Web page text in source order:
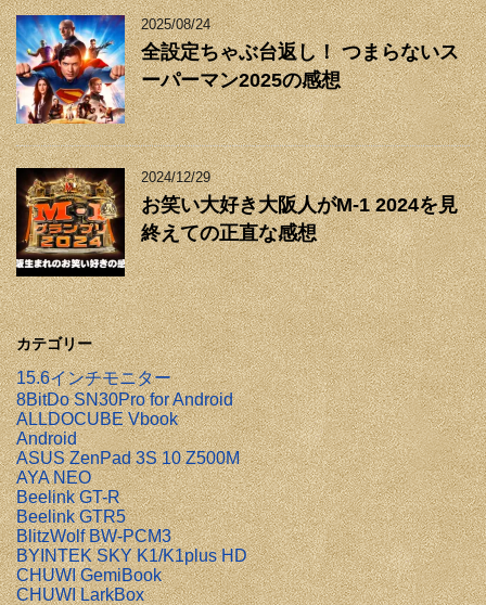
2025/08/24
全設定ちゃぶ台返し！ つまらないス
ーパーマン2025の感想
2024/12/29
お笑い大好き大阪人がM-1 2024を見
終えての正直な感想
カテゴリー
15.6インチモニター
8BitDo SN30Pro for Android
ALLDOCUBE Vbook
Android
ASUS ZenPad 3S 10 Z500M
AYA NEO
Beelink GT-R
Beelink GTR5
BlitzWolf BW-PCM3
BYINTEK SKY K1/K1plus HD
CHUWI GemiBook
CHUWI LarkBox